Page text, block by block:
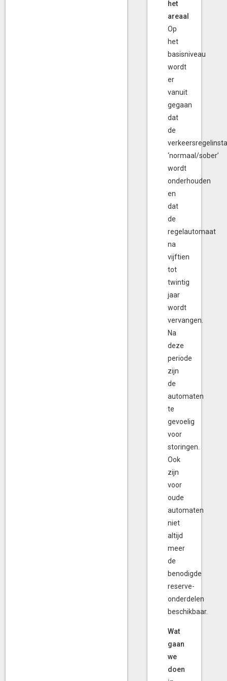
het
areaal
Op
het
basisniveau
wordt
er
vanuit
gegaan
dat
de
‘normaal/sober’
wordt
onderhouden
en
dat
de
regelautomaat
na
vijftien
tot
twintig
jaar
wordt
vervangen.
Na
deze
periode
zijn
de
automaten
te
gevoelig
voor
storingen.
Ook
zijn
voor
oude
automaten
niet
altijd
meer
de
benodigde
reserve-
onderdelen
beschikbaar.
Wat
gaan
we
doen